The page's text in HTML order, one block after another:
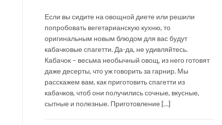
Если вы сидите на овощной диете или решили
попробовать вегетарианскую кухню, то
оригинальным новым блюдом для вас будут
кабачковые спагетти. Да-да, не удивляйтесь.
Кабачок – весьма необычный овощ, из него готовят
даже десерты, что уж говорить за гарнир. Мы
расскажем вам, как приготовить спагетти из
кабачков, чтоб они получились сочные, вкусные,
сытные и полезные. Приготовление […]